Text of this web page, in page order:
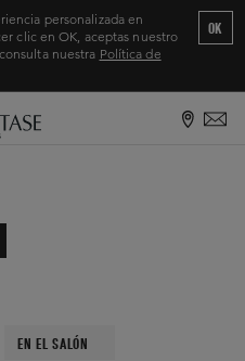
personalizada en
clic en OK, aceptas nuestro
nuestra Política de
OK
EN EL SALÓN